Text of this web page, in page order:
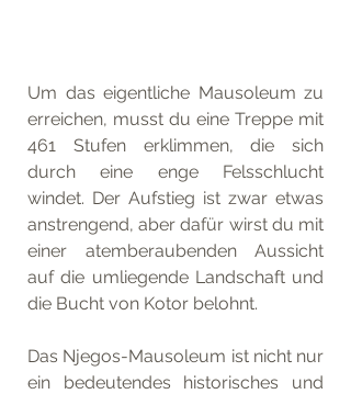
Um das eigentliche Mausoleum zu
erreichen, musst du eine Treppe mit
461 Stufen erklimmen, die sich
durch eine enge Felsschlucht
windet. Der Aufstieg ist zwar etwas
anstrengend, aber dafür wirst du mit
einer atemberaubenden Aussicht
auf die umliegende Landschaft und
die Bucht von Kotor belohnt.
Das Njegos-Mausoleum ist nicht nur
ein bedeutendes historisches und